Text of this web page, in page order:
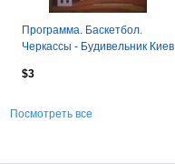
Программа. Баскетбол.
Черкассы - Будивельник Киев
$3
Посмотреть все